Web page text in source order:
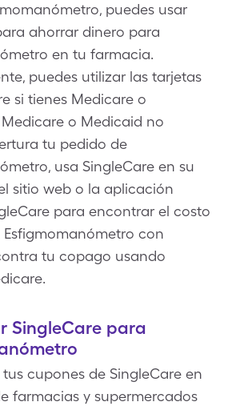
puedes usar
ahorrar dinero para
en tu farmacia.
puedes utilizar las tarjetas
si tienes Medicare o
o Medicaid no
tu pedido de
usa SingleCare en su
sitio web o la aplicación
para encontrar el costo
con
tu copago usando
SingleCare para
tus cupones de SingleCare en
farmacias y supermercados